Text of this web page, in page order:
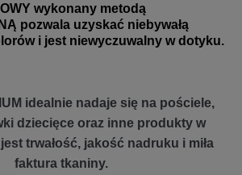
wykonany metodą
pozwala uzyskać niebywałą
i jest niewyczuwalny w dotyku.
idealnie nadaje się na pościele,
dziecięce oraz inne produkty w
trwałość, jakość nadruku i miła
faktura tkaniny.